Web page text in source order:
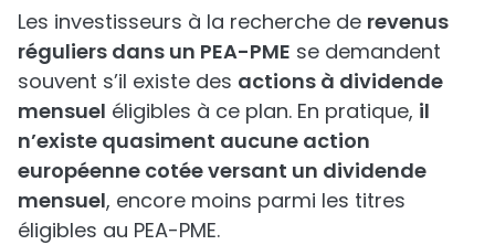
Les investisseurs à la recherche de revenus
réguliers dans un PEA-PME se demandent
souvent s’il existe des actions à dividende
mensuel éligibles à ce plan. En pratique, il
n’existe quasiment aucune action
européenne cotée versant un dividende
mensuel, encore moins parmi les titres
éligibles au PEA-PME.